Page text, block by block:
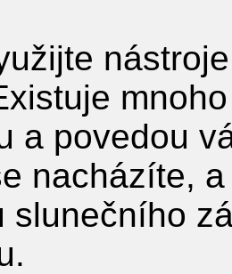
a povedou
nacházíte,
slunečního